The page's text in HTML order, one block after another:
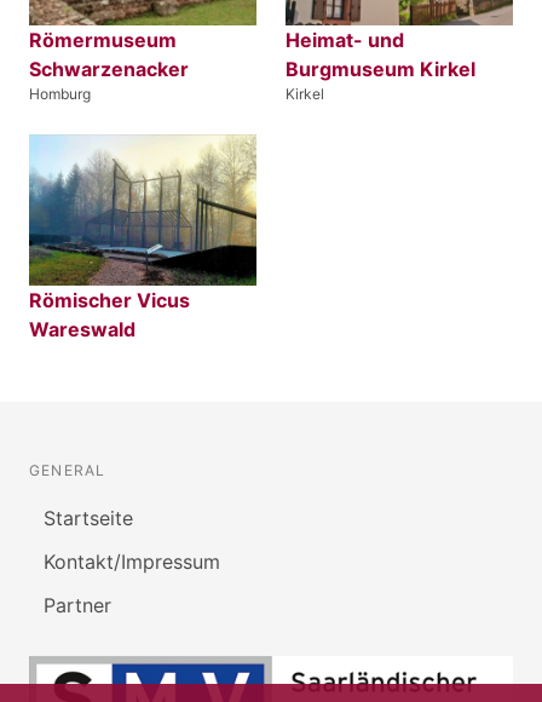
Römermuseum
Schwarzenacker
Homburg
Heimat- und
Burgmuseum Kirkel
Kirkel
Römischer Vicus
Wareswald
GENERAL
Startseite
Kontakt/Impressum
Partner